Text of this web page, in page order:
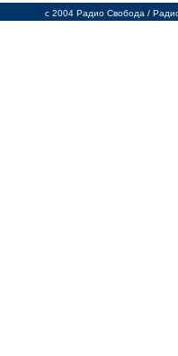
c 2004 Радио Свобода /